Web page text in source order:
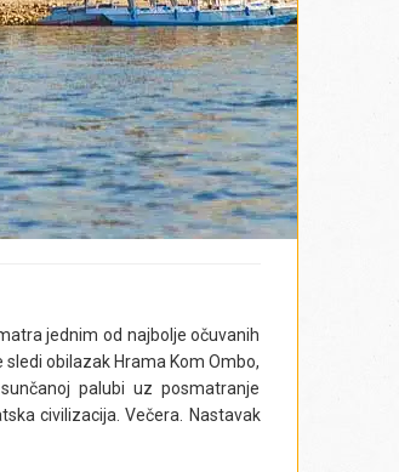
jednim od najbolje očuvanih
obilazak Hrama Kom Ombo,
palubi uz posmatranje
civilizacija.Večera.
Nastavak